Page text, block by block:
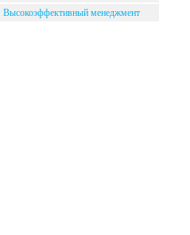
Высокоэффективный менеджмент